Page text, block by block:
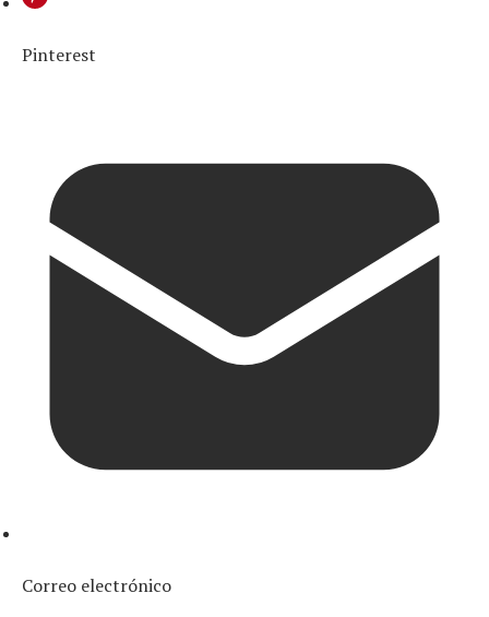
Pinterest
Correo electrónico